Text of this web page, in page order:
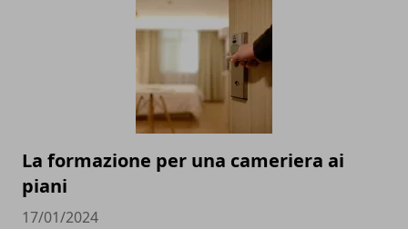
La formazione per una cameriera ai
piani
17/01/2024